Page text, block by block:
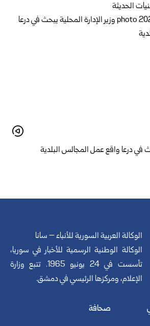
الحديثة
في درعا واقع عمل المجالس البلدية
الوكالة العربية السورية للأنباء – سانا
الوكالة الوطنية الرسمية للأخبار في سوريا،
تأسست في 24 يونيو 1965. تتبع وزارة
الإعلام، ومركزها الرئيسي في دمشق.
صحافة